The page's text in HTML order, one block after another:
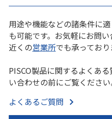
用途や機能などの諸条件に
も可能です。お気軽にお問い
近くの営業所でも承っており
PISCO製品に関するよくあ
い合わせの前にご覧ください
よくあるご質問